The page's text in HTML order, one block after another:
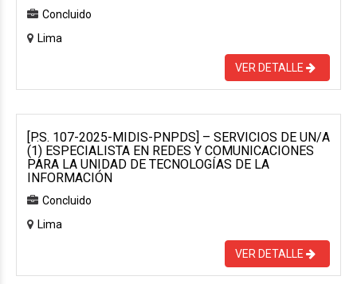
Concluido
Lima
VER DETALLE
[P.S. 107-2025-MIDIS-PNPDS] – SERVICIOS DE UN/A
(1) ESPECIALISTA EN REDES Y COMUNICACIONES
PARA LA UNIDAD DE TECNOLOGÍAS DE LA
INFORMACIÓN
Concluido
Lima
VER DETALLE